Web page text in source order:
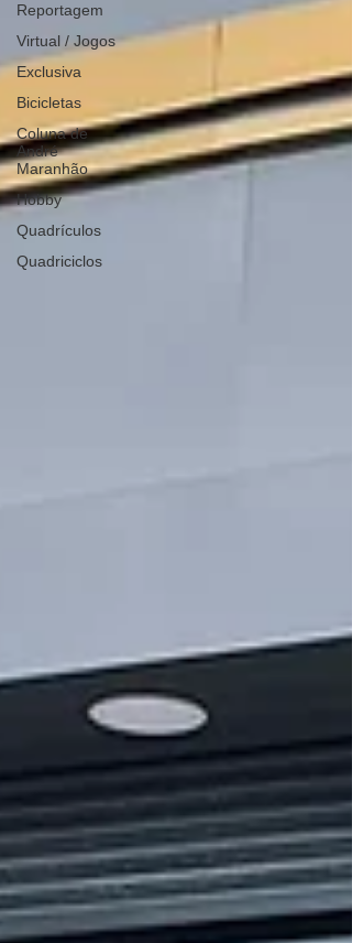
Reportagem
Virtual / Jogos
Exclusiva
Bicicletas
Coluna de
André
Maranhão
Hobby
Quadrículos
Quadriciclos